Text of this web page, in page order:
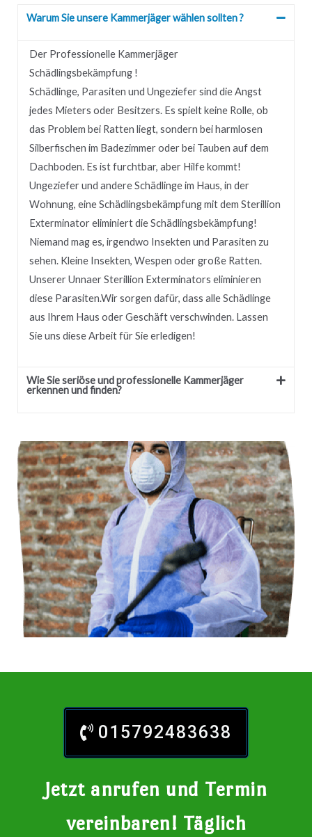
Warum Sie unsere Kammerjäger wählen sollten ?
Der Professionelle Kammerjäger
Schädlingsbekämpfung !
Schädlinge, Parasiten und Ungeziefer sind die Angst
jedes Mieters oder Besitzers. Es spielt keine Rolle, ob
das Problem bei Ratten liegt, sondern bei harmlosen
Silberfischen im Badezimmer oder bei Tauben auf dem
Dachboden. Es ist furchtbar, aber Hilfe kommt!
Ungeziefer und andere Schädlinge im Haus, in der
Wohnung, eine Schädlingsbekämpfung mit dem Sterillion
Exterminator eliminiert die Schädlingsbekämpfung!
Niemand mag es, irgendwo Insekten und Parasiten zu
sehen. Kleine Insekten, Wespen oder große Ratten.
UnsererUnnaerSterillion Exterminators eliminieren
diese Parasiten.Wir sorgen dafür, dass alle Schädlinge
aus Ihrem Haus oder Geschäft verschwinden. Lassen
Sie uns diese Arbeit für Sie erledigen!
Wie Sie seriöse und professionelle Kammerjäger
erkennen und finden?
015792483638
Jetzt anrufen und Termin
vereinbaren! Täglich